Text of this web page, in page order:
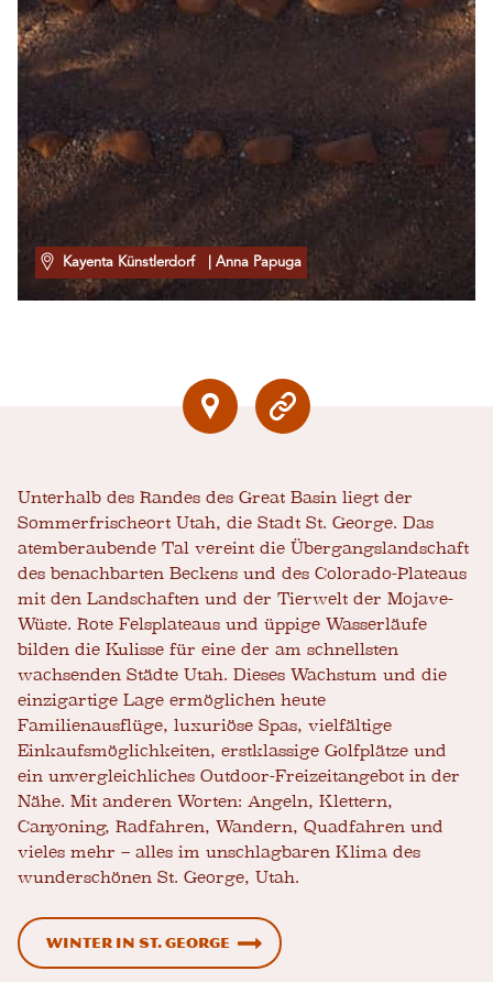
Kayenta Künstlerdorf | Anna Papuga
Unterhalb des Randes des Great Basin liegt der
Sommerfrischeort Utah, die Stadt St. George. Das
atemberaubende Tal vereint die Übergangslandschaft
des benachbarten Beckens und des Colorado-Plateaus
mit den Landschaften und der Tierwelt der Mojave-
Wüste. Rote Felsplateaus und üppige Wasserläufe
bilden die Kulisse für eine der am schnellsten
wachsenden Städte Utah. Dieses Wachstum und die
einzigartige Lage ermöglichen heute
Familienausflüge, luxuriöse Spas, vielfältige
Einkaufsmöglichkeiten, erstklassige Golfplätze und
ein unvergleichliches Outdoor-Freizeitangebot in der
Nähe. Mit anderen Worten: Angeln, Klettern,
Canyoning, Radfahren, Wandern, Quadfahren und
vieles mehr – alles im unschlagbaren Klima des
wunderschönen St. George, Utah.
Winter in St. George